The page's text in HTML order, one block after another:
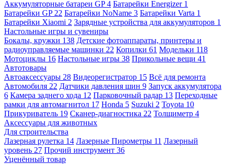
Аккумуляторные батареи GP4 Батарейки Energizer 1
Батарейки GP 22 Батарейки NoName 3 Батарейки Varta 1
Батарейки Xiaomi 2 Зарядные устройства для аккумуляторов 1
Настольные игры и сувениры
Бокалы, кружки 138 Детские фотоаппараты, принтеры и
радиоуправляемые машинки 22 Копилки 61 Модельки 118
Мотоциклы 16 Настольные игры 38 Прикольные вещи 41
Автотовары
Автоаксессуары 28 Видеорегистратор 15 Всё для ремонта
Автомобиля 22 Датчики давления шин 9 Запуск аккумулятора
6 Камера заднего хода 12 Парковочный радар 13 Переходные
рамки для автомагнитол 17 Honda 5 Suzuki 2 Toyota 10
Прикуриватель 19 Сканер-диагностика 22 Толщиметр 4
Аксессуары для животных
Для строительства
Лазерная рулетка 14 Лазерные Пирометры 11 Лазерный
уровень 27 Прочий инструмент 36
Уценённый товар